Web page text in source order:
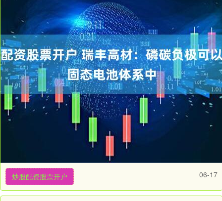
炒股配资股票开户 06-17